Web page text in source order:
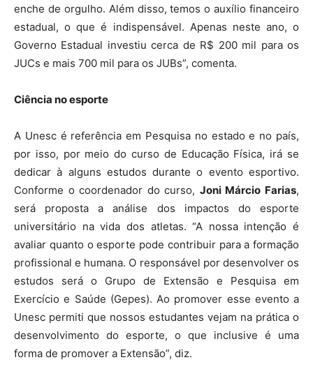
enche de orgulho. Além disso, temos o auxílio financeiro
estadual, o que é indispensável. Apenas neste ano, o
Governo Estadual investiu cerca de R$ 200 mil para os
JUCs e mais 700 mil para os JUBs”, comenta.
Ciência no esporte
A Unesc é referência em Pesquisa no estado e no país,
por isso, por meio do curso de Educação Física, irá se
dedicar à alguns estudos durante o evento esportivo.
Conforme o coordenador do curso, Joni Márcio Farias,
será proposta a análise dos impactos do esporte
universitário na vida dos atletas. “A nossa intenção é
avaliar quanto o esporte pode contribuir para a formação
profissional e humana. O responsável por desenvolver os
estudos será o Grupo de Extensão e Pesquisa em
Exercício e Saúde (Gepes). Ao promover esse evento a
Unesc permiti que nossos estudantes vejam na prática o
desenvolvimento do esporte, o que inclusive é uma
forma de promover a Extensão”, diz.